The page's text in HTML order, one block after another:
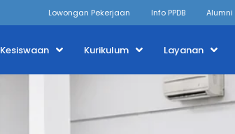
Lowongan Pekerjaan Info PPDB Alumni
Kesiswaan Kurikulum Layanan